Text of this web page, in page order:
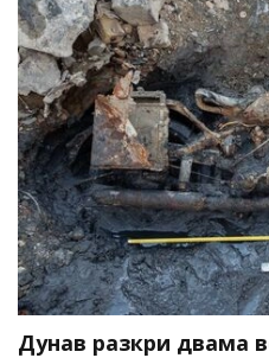
Дунав разкри двама